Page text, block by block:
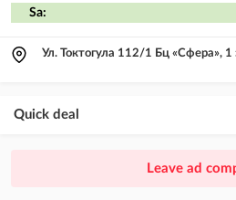
Sa:
Ул. Токтогула 112/1 Бц «Сфера», 1
Quick deal
ad placement above VIP + paid promotion
Leave ad